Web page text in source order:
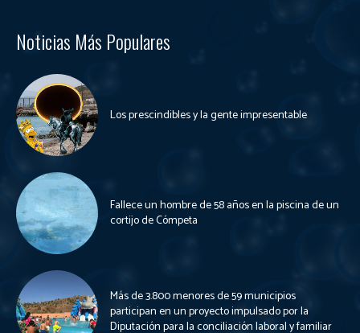
Noticias Más Populares
Los prescindibles y la gente impresentable
Fallece un hombre de 58 años en la piscina de un
cortijo de Cómpeta
Más de 3.800 menores de 59 municipios
participan en un proyecto impulsado por la
Diputación para la conciliación laboral y familiar